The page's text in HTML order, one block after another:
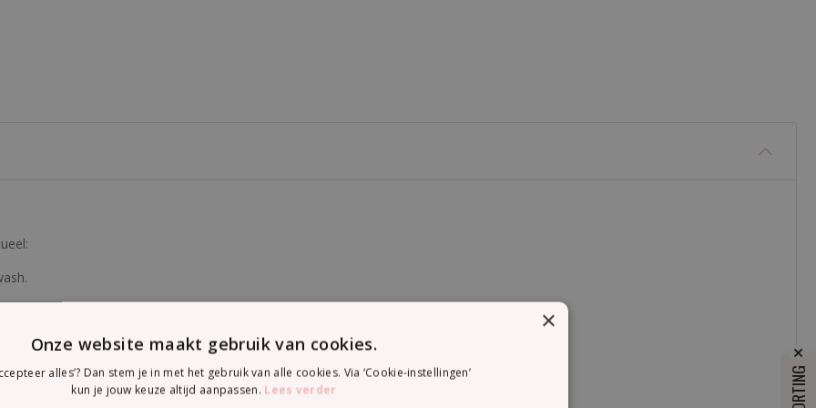
×
Onze website maakt gebruik van cookies.
alles’? Dan stem je in met het gebruik van alle cookies. Via ‘Cookie-instellingen’
kun je jouw keuze altijd aanpassen. Lees verder